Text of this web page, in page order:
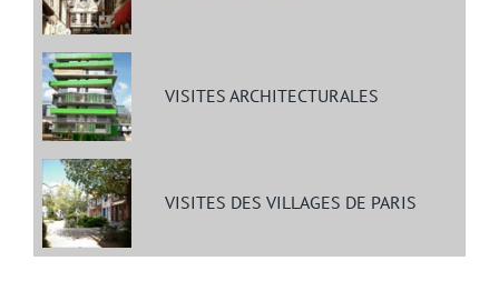
VISITES ARCHITECTURALES
VISITES DES VILLAGES DE PARIS